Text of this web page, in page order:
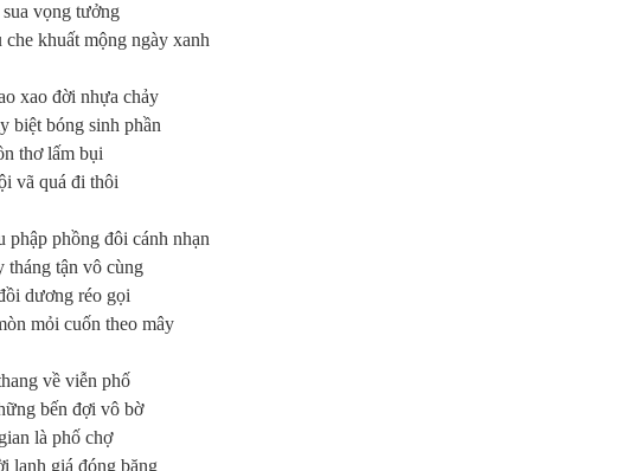
vọng tưởng
che khuất mộng ngày xanh
xao đời nhựa chảy
biệt bóng sinh phần
thơ lấm bụi
vã quá đi thôi
phập phồng đôi cánh nhạn
tháng tận vô cùng
dương réo gọi
mỏi cuốn theo mây
về viễn phố
bến đợi vô bờ
là phố chợ
lạnh giá đóng băng